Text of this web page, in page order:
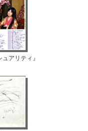
アリティ』